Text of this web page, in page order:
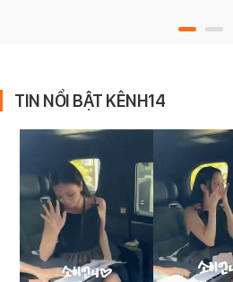
TIN NỔI BẬT KÊNH14